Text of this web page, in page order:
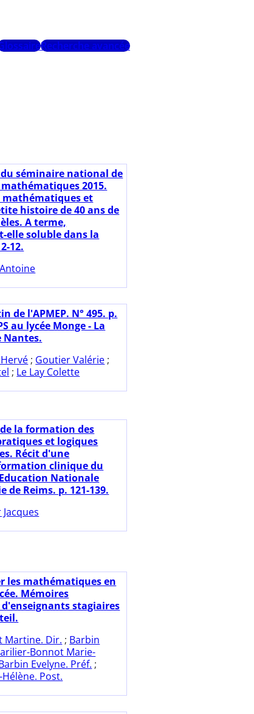
Recherche avancée
séminaire national de
2015.
mathématiques et
histoire de 40 ans de
A terme,
elle soluble dans la
12.
de l'APMEP. N° 495. p.
au lycée Monge - La
Nantes.
; Goutier Valérie ;
; Le Lay Colette
la formation des
et logiques
Récit d'une
clinique du
Nationale
de Reims. p. 121-139.
les mathématiques en
Mémoires
stagiaires
Martine. Dir. ; Barbin
Bonnot Marie-
Evelyne. Préf. ;
Post.